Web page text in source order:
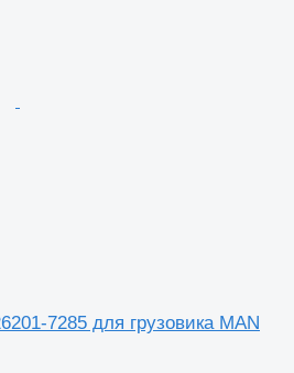
7285 для грузовика MAN